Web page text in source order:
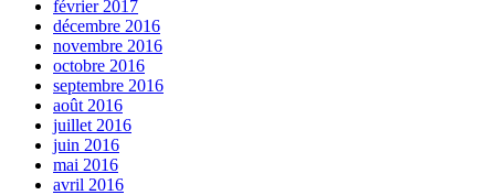
février 2017
décembre 2016
novembre 2016
octobre 2016
septembre 2016
août 2016
juillet 2016
juin 2016
mai 2016
avril 2016